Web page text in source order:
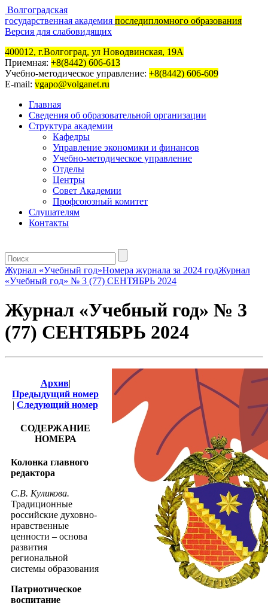
Волгоградская
государственная академия последипломного образования
Версия для слабовидящих
400012, г.Волгоград, ул Новодвинская, 19А
Приемная: +8(8442) 606-613
Учебно-методическое управление: +8(8442) 606-609
E-mail: vgapo@volganet.ru
Главная
Сведения об образовательной организации
Структура академии
Кафедры
Управление экономики и финансов
Учебно-методическое управление
Отделы
Центры
Совет Академии
Профсоюзный комитет
Слушателям
Контакты
Журнал «Учебный год»Номера журнала за 2024 годЖурнал
«Учебный год» № 3 (77) СЕНТЯБРЬ 2024
Журнал «Учебный год» № 3
(77) СЕНТЯБРЬ 2024
Архив|
Предыдущий номер
| Следующий номер
СОДЕРЖАНИЕ
НОМЕРА
Колонка главного
редактора
С.В. Куликова.
Традиционные
российские духовно-
нравственные
ценности – основа
развития
региональной
системы образования
Патриотическое
воспитание